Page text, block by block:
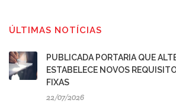
ÚLTIMAS NOTÍCIAS
PUBLICADA PORTARIA QUE
ESTABELECE NOVOS
FIXAS
22/07/2026